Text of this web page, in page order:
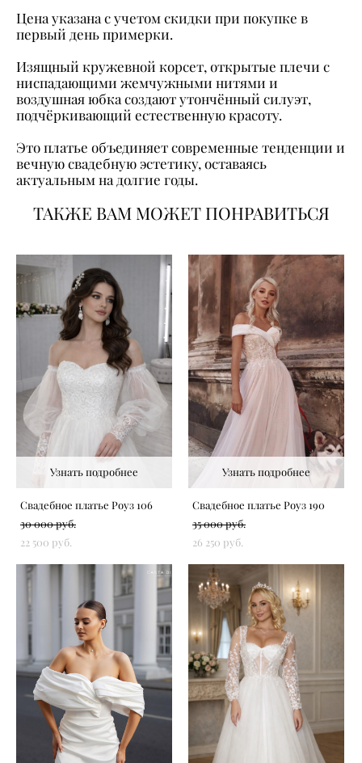
Цена указана с учетом скидки при покупке в
первый день примерки.
Изящный кружевной корсет, открытые плечи с
ниспадающими жемчужными нитями и
воздушная юбка создают утончённый силуэт,
подчёркивающий естественную красоту.
Это платье объединяет современные тенденции и
вечную свадебную эстетику, оставаясь
актуальным на долгие годы.
ТАКЖЕ ВАМ МОЖЕТ ПОНРАВИТЬСЯ
Узнать подробнее
Свадебное платье Роуз 106
30 000 pуб.
22 500 pуб.
Узнать подробнее
Свадебное платье Роуз 190
35 000 pуб.
26 250 pуб.